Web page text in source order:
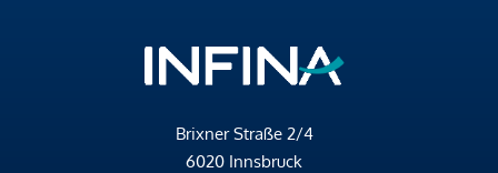
Brixner Straße 2/4
6020 Innsbruck